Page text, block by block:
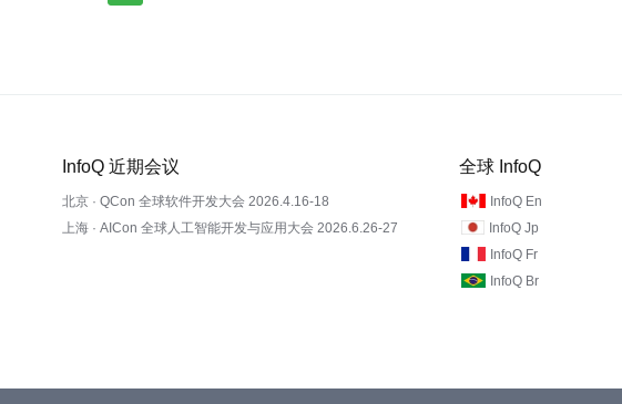
InfoQ 近期会议
北京 · QCon 全球软件开发大会 2026.4.16-18
上海 · AICon 全球人工智能开发与应用大会 2026.6.26-27
全球 InfoQ
InfoQ En
InfoQ Jp
InfoQ Fr
InfoQ Br